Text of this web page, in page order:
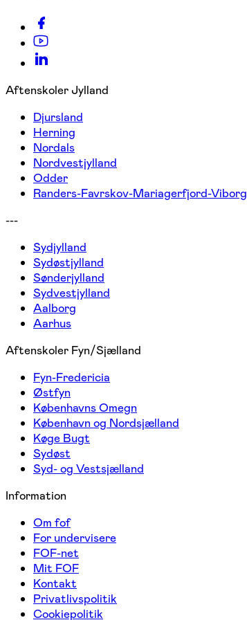
Aftenskoler Jylland
Djursland
Herning
Nordals
Nordvestjylland
Odder
Randers-Favrskov-Mariagerfjord-Viborg
---
Sydjylland
Sydøstjylland
Sønderjylland
Sydvestjylland
Aalborg
Aarhus
Aftenskoler Fyn/Sjælland
Fyn-Fredericia
Østfyn
Københavns Omegn
København og Nordsjælland
Køge Bugt
Sydøst
Syd- og Vestsjælland
Information
Om fof
For undervisere
FOF-net
Mit FOF
Kontakt
Privatlivspolitik
Cookiepolitik